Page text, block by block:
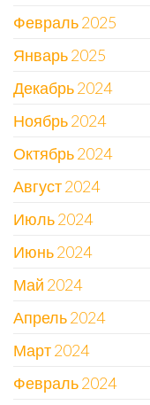
Февраль 2025
Январь 2025
Декабрь 2024
Ноябрь 2024
Октябрь 2024
Август 2024
Июль 2024
Июнь 2024
Май 2024
Апрель 2024
Март 2024
Февраль 2024